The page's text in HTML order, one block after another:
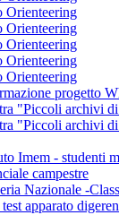
Orienteering
Orienteering
Orienteering
Orienteering
Orienteering
progetto
"Piccoli archivi
"Piccoli archivi
Imem - studenti
campestre
Nazionale -
apparato